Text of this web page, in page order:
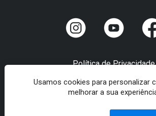
Política de Privacidade
Termos de Uso
Usamos cookies para personalizar
melhorar a sua